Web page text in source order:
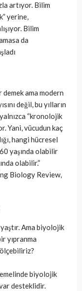
artıyor. Bilim
yerine,
Bilim
da
ama modern
değil, bu yılların
“kronolojik
Yani, vücudun kaç
hangi hücresel
yaşında olabilir
olabilir.”
Biology Review,
Ama biyolojik
yıpranma
biyolojik
desteklidir.